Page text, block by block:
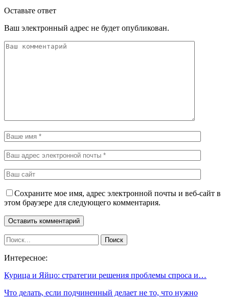
Оставьте ответ
Ваш электронный адрес не будет опубликован.
Сохраните мое имя, адрес электронной почты и веб-сайт в
этом браузере для следующего комментария.
Интересное:
Курица и Яйцо: стратегии решения проблемы спроса и…
Что делать, если подчиненный делает не то, что нужно